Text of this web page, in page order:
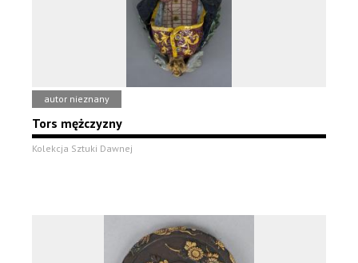
autor nieznany
Tors mężczyzny
Kolekcja Sztuki Dawnej